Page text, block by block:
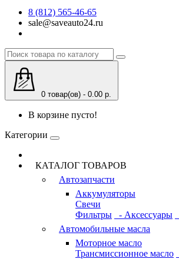
8 (812) 565-46-65
sale@saveauto24.ru
0 товар(ов) - 0.00 р.
В корзине пусто!
Категории
КАТАЛОГ ТОВАРОВ
Автозапчасти
Аккумуляторы
Свечи
Фильтры
- Аксессуары
Автомобильные масла
Моторное масло
Трансмиссионное масло